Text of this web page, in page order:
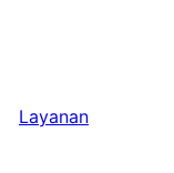
Layanan